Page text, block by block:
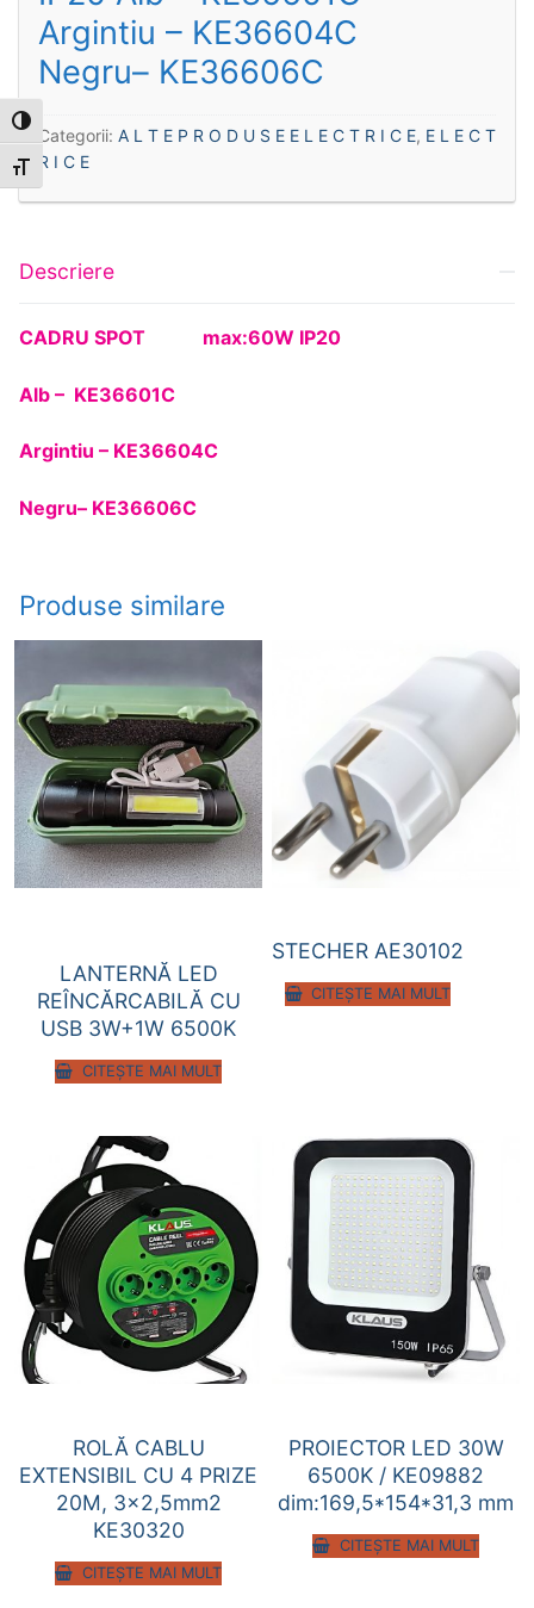
Toggle High Contrast
Toggle Font size
Argintiu – KE36604C
Negru– KE36606C
Categorii: A L T E P R O D U S E E L E C T R I C E, E L E C T
R I C E
Descriere
CADRU SPOT max:60W IP20
Alb – KE36601C
Argintiu – KE36604C
Negru– KE36606C
Produse similare
LANTERNĂ LED
REÎNCĂRCABILĂ CU
USB 3W+1W 6500K
CITEȘTE MAI MULT
STECHER AE30102
CITEȘTE MAI MULT
ROLĂ CABLU
EXTENSIBIL CU 4 PRIZE
20M, 3×2,5mm2
KE30320
CITEȘTE MAI MULT
PROIECTOR LED 30W
6500K / KE09882
dim:169,5*154*31,3 mm
CITEȘTE MAI MULT